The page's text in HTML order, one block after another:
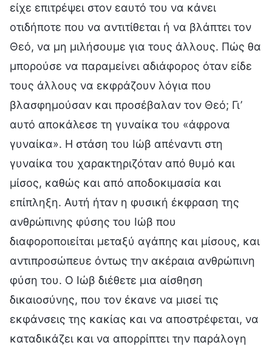
είχε επιτρέψει στον εαυτό του να κάνει
οτιδήποτε που να αντιτίθεται ή να βλάπτει τον
Θεό, να μη μιλήσουμε για τους άλλους. Πώς θα
μπορούσε να παραμείνει αδιάφορος όταν είδε
τους άλλους να εκφράζουν λόγια που
βλασφημούσαν και προσέβαλαν τον Θεό; Γι’
αυτό αποκάλεσε τη γυναίκα του «άφρονα
γυναίκα». Η στάση του Ιώβ απέναντι στη
γυναίκα του χαρακτηριζόταν από θυμό και
μίσος, καθώς και από αποδοκιμασία και
επίπληξη. Αυτή ήταν η φυσική έκφραση της
ανθρώπινης φύσης του Ιώβ που
διαφοροποιείται μεταξύ αγάπης και μίσους, και
αντιπροσώπευε όντως την ακέραια ανθρώπινη
φύση του. Ο Ιώβ διέθετε μια αίσθηση
δικαιοσύνης, που τον έκανε να μισεί τις
εκφάνσεις της κακίας και να αποστρέφεται, να
καταδικάζει και να απορρίπτει την παράλογη